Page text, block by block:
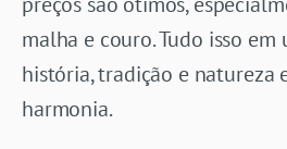
malha e couro. Tudo isso
história, tradição e natureza
harmonia.